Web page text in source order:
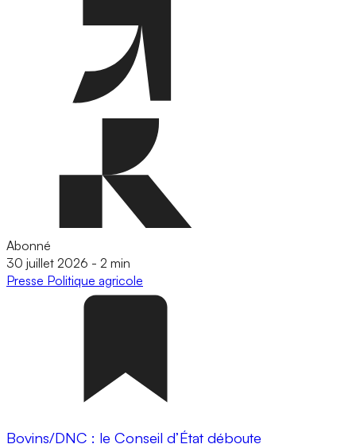
Abonné
30 juillet 2026 - 2 min
Presse Politique agricole
Bovins/DNC : le Conseil d’État déboute